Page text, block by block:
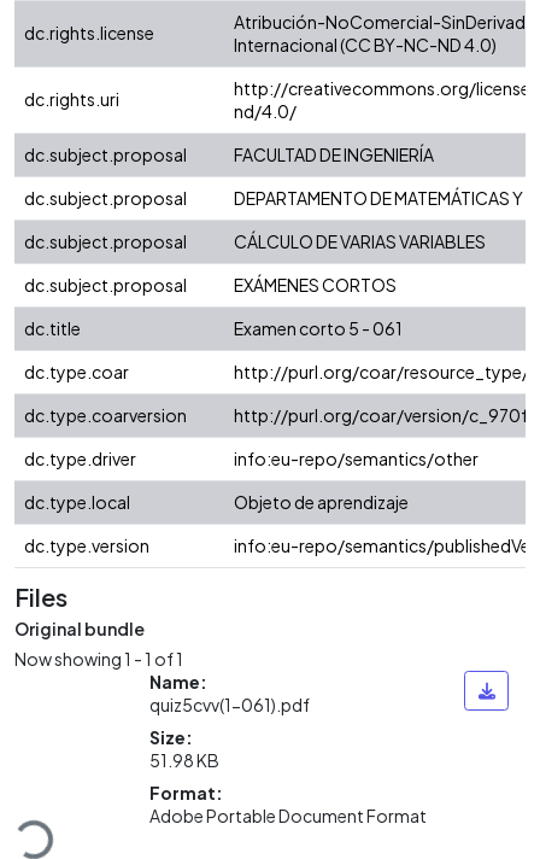
dc.rights.license
Atribución-NoComercial-
Internacional (CC BY-NC-ND 4.0)
dc.rights.uri
http://creativecommons.org/
nd/4.0/
dc.subject.proposal
FACULTAD DE INGENIERÍA
dc.subject.proposal
DEPARTAMENTO DE MATEMÁTICAS Y
dc.subject.proposal
CÁLCULO DE VARIAS VARIABLES
dc.subject.proposal
EXÁMENES CORTOS
dc.title
Examen corto 5 - 061
dc.type.coar
http://purl.org/coar/resource_type/
dc.type.coarversion
http://purl.org/coar/version/
dc.type.driver
info:eu-repo/semantics/other
dc.type.local
Objeto de aprendizaje
dc.type.version
info:eu-repo/semantics/
Files
Original bundle
Now showing1 - 1 of 1
Loading...
Name:
quiz5cvv(1-061).pdf
Size:
51.98 KB
Format:
Adobe Portable Document Format